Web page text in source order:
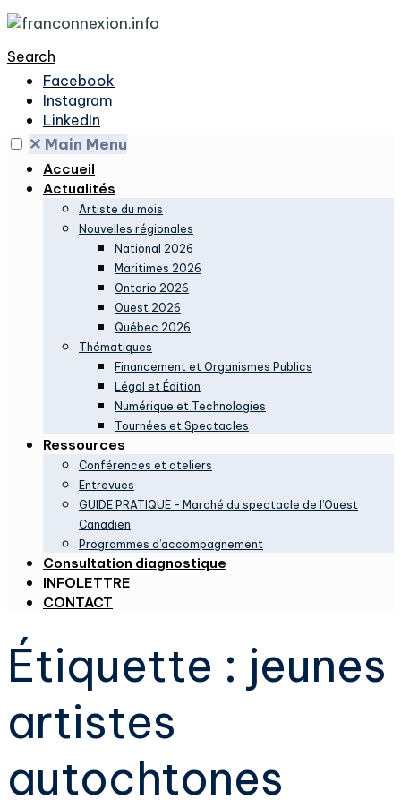
Search
Facebook
Instagram
LinkedIn
✕ Main Menu
Accueil
Actualités
Artiste du mois
Nouvelles régionales
National 2026
Maritimes 2026
Ontario 2026
Ouest 2026
Québec 2026
Thématiques
Financement et Organismes Publics
Légal et Édition
Numérique et Technologies
Tournées et Spectacles
Ressources
Conférences et ateliers
Entrevues
GUIDE PRATIQUE – Marché du spectacle de l’Ouest
Canadien
Programmes d’accompagnement
Consultation diagnostique
INFOLETTRE
CONTACT
Étiquette : jeunes
artistes
autochtones